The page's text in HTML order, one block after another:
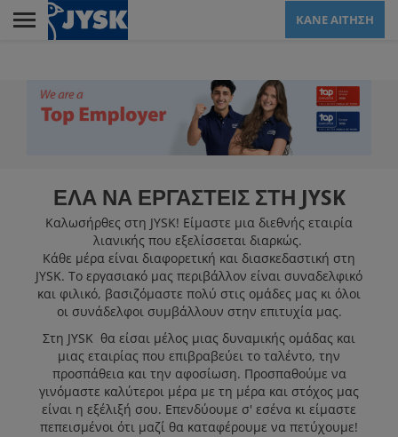
Skip
ΚΑΝΕ ΑΙΤΗΣΗ
LANDING PAGE FOR
ΕΜΠΟΡΙΚΌ
ΚΈΝΤΡΟ
ΕΞΥΠΗΡΈΤΗΣΗΣ
ΠΕΛΑΤΏΝ
ΚΕΝΤΡΙΚΆ ΓΡΑΦΕΊΑ
ΕΛΑ ΝΑ ΕΡΓΑΣΤΕΙΣ ΣΤΗ JYSK
Καλωσήρθες στη JYSK! Είμαστε μια διεθνής εταιρία
λιανικής που εξελίσσεται διαρκώς.
Κάθε μέρα είναι διαφορετική και διασκεδαστική στη
JYSK. Το εργασιακό μας περιβάλλον είναι συναδελφικό
και φιλικό, βασιζόμαστε πολύ στις ομάδες μας κι όλοι
οι συνάδελφοι συμβάλλουν στην επιτυχία μας.
Στη JYSK θα είσαι μέλος μιας δυναμικής ομάδας και
μιας εταιρίας που επιβραβεύει το ταλέντο, την
προσπάθεια και την αφοσίωση. Προσπαθούμε να
γινόμαστε καλύτεροι μέρα με τη μέρα και στόχος μας
είναι η εξέλιξή σου. Επενδύουμε σ' εσένα κι είμαστε
πεπεισμένοι ότι μαζί θα καταφέρουμε να πετύχουμε!